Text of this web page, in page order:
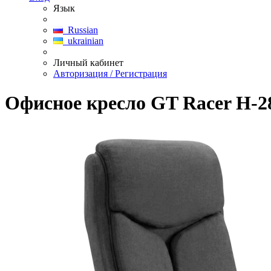
Язык
Russian
ukrainian
Личный кабинет
Авторизация / Регистрация
Офисное кресло GT Racer H-